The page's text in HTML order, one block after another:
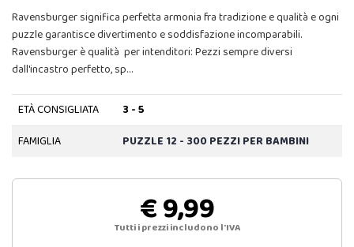
Ravensburger significa perfetta armonia fra tradizione e qualità e ogni
puzzle garantisce divertimento e soddisfazione incomparabili.
Ravensburger è qualità per intenditori: Pezzi sempre diversi
dall'incastro perfetto, sp…
ETÀ CONSIGLIATA
3 - 5
FAMIGLIA
PUZZLE 12 - 300 PEZZI PER BAMBINI
€ 9,99
Tutti i prezzi includono l'IVA